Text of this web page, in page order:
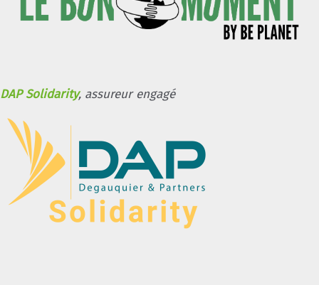
DAP Solidarity, assureur engagé